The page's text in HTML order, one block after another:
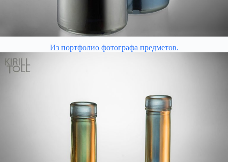
Из портфолио фотографа предметов.